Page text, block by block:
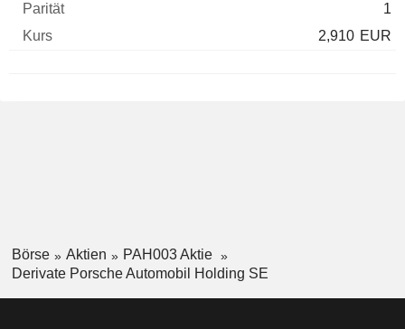
1
2,910 EUR
Börse Aktien
PAH003 Aktie
Derivate Porsche Automobil Holding SE